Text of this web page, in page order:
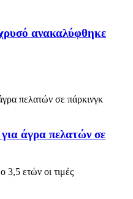
ανακαλύφθηκε
άγρα πελατών σε